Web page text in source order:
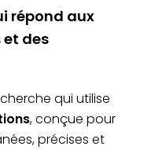
répond aux
des
qui utilise
, conçue pour
précises et